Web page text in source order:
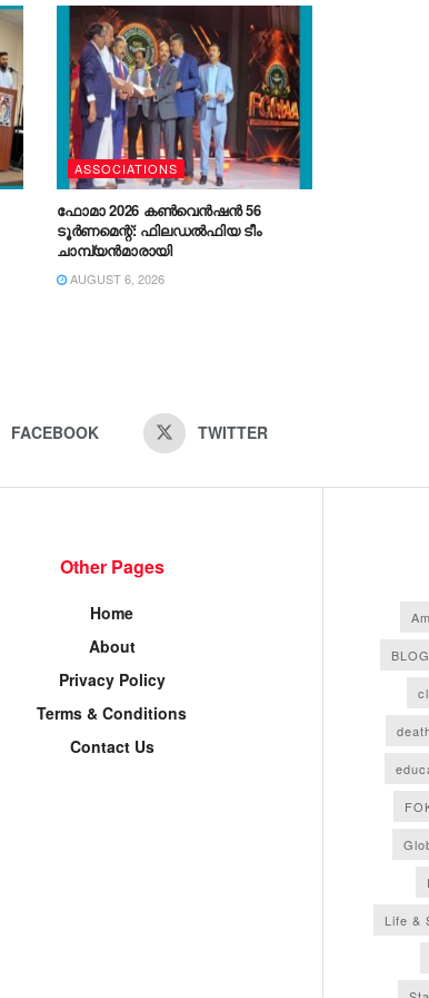
ASSOCIATIONS
ഫോമാ 2026 കൺവെൻഷൻ 56
ടൂർണമെന്റ്: ഫിലഡൽഫിയ ടീം
ചാമ്പ്യൻമാരായി
AUGUST 6, 2026
FACEBOOK TWITTER
Other Pages
Home
About
Privacy Policy
Terms & Conditions
Contact Us
BLOG
Life &